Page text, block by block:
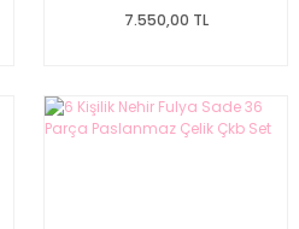
7.550,00 TL